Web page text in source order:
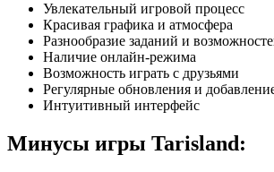
Увлекательный игровой процесс
Красивая графика и атмосфера
Разнообразие заданий и
Наличие онлайн-режима
Возможность играть с друзьями
Регулярные обновления и
Интуитивный интерфейс
Минусы игры Tarisland: